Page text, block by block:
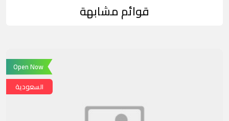
قوائم مشابهة
Open Now
السعودية